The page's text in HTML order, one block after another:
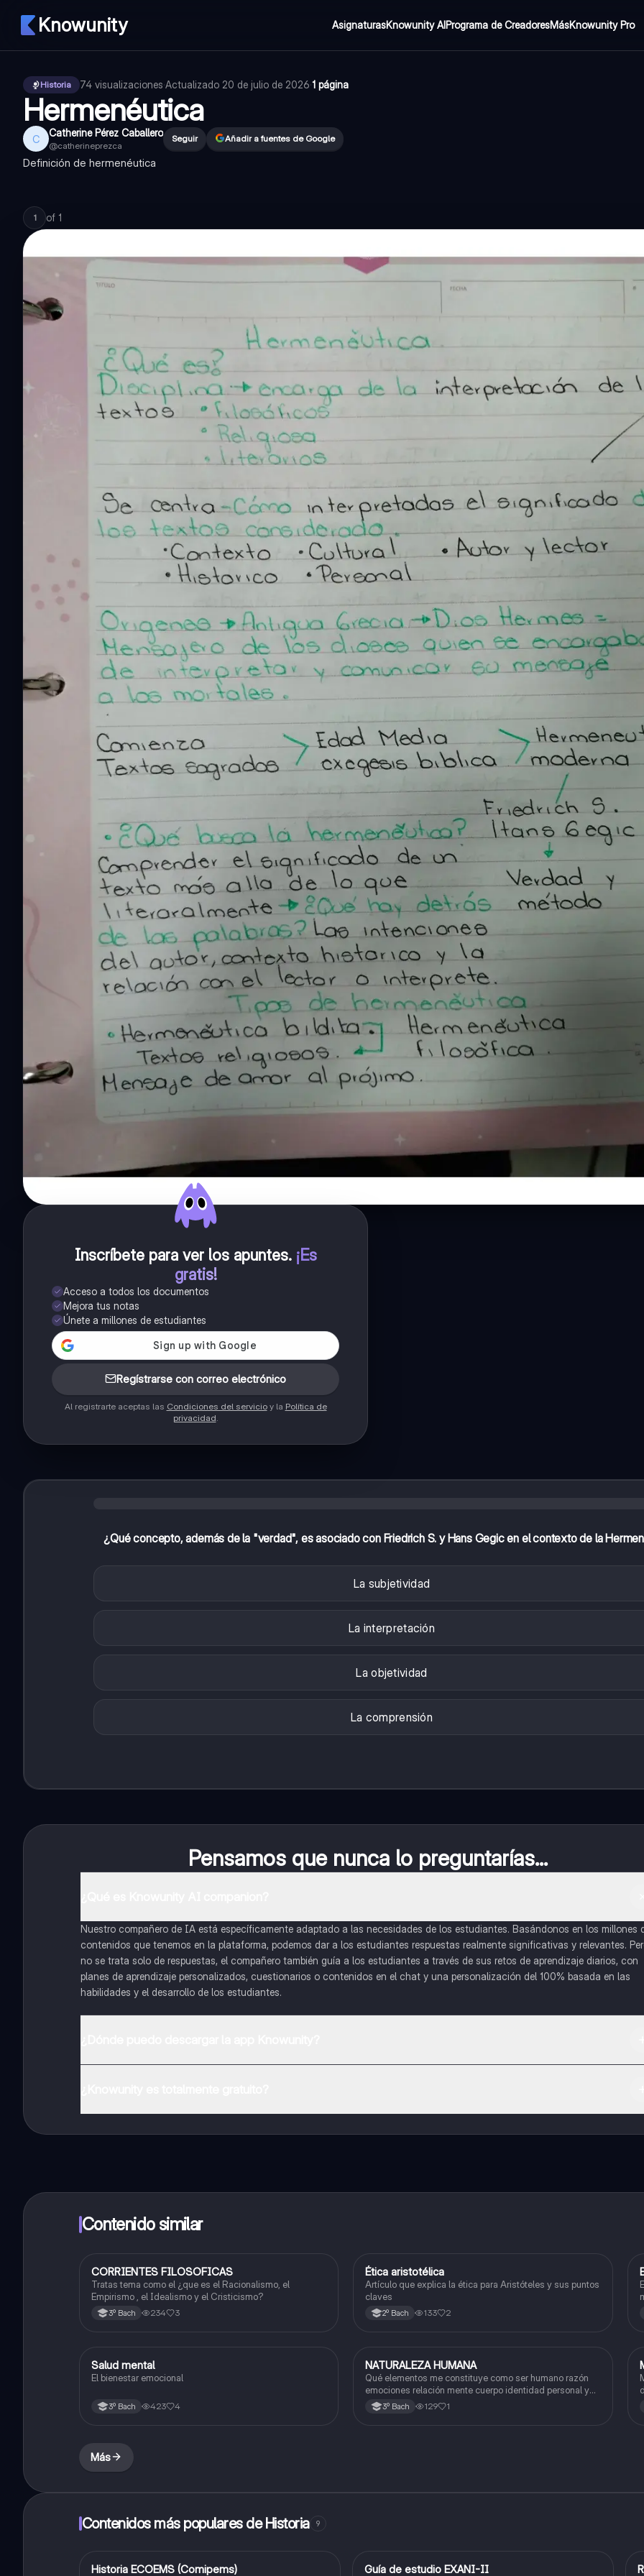
Knowunity AsignaturasKnowunity AIPrograma de CreadoresMásKnowunity Pro
Historia 74 visualizaciones·Actualizado 20 de julio de 2026·1 página
Hermenéutica
C Catherine Pérez Caballero
@catherineprezca
Seguir Añadir a fuentes de Google
Definición de hermenéutica
1 of 1
Inscríbete para ver los apuntes. ¡Es
gratis!
Acceso a todos los documentos
Mejora tus notas
Únete a millones de estudiantes
Regístrarse con correo electrónico
Al registrarte aceptas las Condiciones del servicioy la Política de
privacidad.
¿Qué concepto, además de la "verdad", es asociado con Friedrich S. y Hans Gegic en el contexto de la
La subjetividad
La interpretación
La objetividad
La comprensión
Pensamos que nunca lo preguntarías...
Nuestro compañero de IA está específicamente adaptado a las necesidades de los estudiantes. Basándonos en los millones
contenidos que tenemos en la plataforma, podemos dar a los estudiantes respuestas realmente significativas y relevantes.
no se trata solo de respuestas, el compañero también guía a los estudiantes a través de sus retos de aprendizaje diarios, con
planes de aprendizaje personalizados, cuestionarios o contenidos en el chat y una personalización del 100% basada en las
habilidades y el desarrollo de los estudiantes.
inmeditamente. Puedes ganar dinero utilizando la aplicación, que te permitirá acceder a determinadas funciones.
Contenido similar
Filosofía
CORRIENTES FILOSOFICAS
Tratas tema como el ¿que es el Racionalismo, el
Empirismo , el Idealismo y el Cristicismo?
3º Bach 234 3
Filosofía
Ética aristotélica
Artículo que explica la ética para Aristóteles y sus puntos
claves
2º Bach 133 2
Ética
Salud mental
El bienestar emocional
3º Bach 423 4
Filosofía
NATURALEZA HUMANA
Qué elementos me constituye como ser humano razón
emociones relación mente cuerpo identidad personal y
sociedad
3º Bach 129 1
Más
Contenidos más populares de Historia 9
Historia
Historia ECOEMS (Comipems) Historia
Guía de estudio EXANI-II